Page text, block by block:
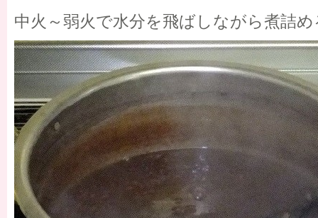
中火～弱火で水分を飛ばしながら煮詰